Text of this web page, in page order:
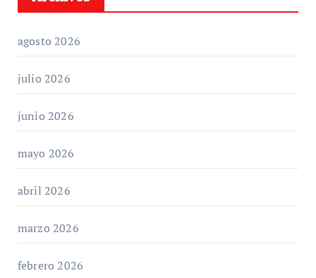
agosto 2026
julio 2026
junio 2026
mayo 2026
abril 2026
marzo 2026
febrero 2026